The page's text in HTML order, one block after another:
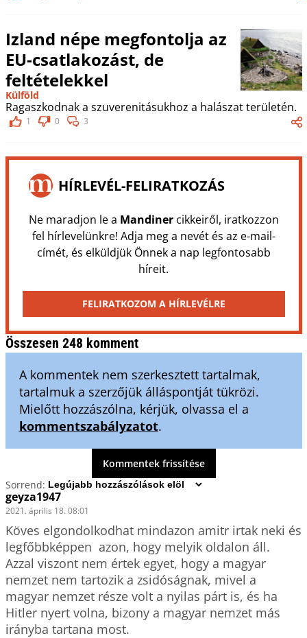
Izland népe megfontolja az
EU-csatlakozást, de
feltételekkel
Külföld
Ragaszkodnak a szuverenitásukhoz a halászat területén.
1 0 3
HÍRLEVÉL-FELIRATKOZÁS
Ne maradjon le a Mandinercikkeiről, iratkozzon
fel hírlevelünkre! Adja meg a nevét és az e-mail-
címét, és elküldjük Önnek a nap legfontosabb
híreit.
FELIRATKOZOM A HÍRLEVÉLRE
Összesen 248 komment
A kommentek nem szerkesztett tartalmak,
tartalmuk a szerzőjük álláspontját tükrözi.
Mielőtt hozzászólna, kérjük, olvassa el a
kommentszabályzatot.
Kommentek frissítése
Sorrend:
geyza1947
2021. április 18. 08:01
Köves elgondolkodhat mindazon amitr irtak neki és
legfőbbképpen  azon, hogy melyik oldalon áll.
Azzal viszont nem értek egyet, hogy a magyar
nemzet nem tartozik a zsidóságnak, mivel a
magyar nemzet része volt a nyilas párt is, és ha
Hitler nyert volna, bizony a magyar nemzet más
irányba tartana most.